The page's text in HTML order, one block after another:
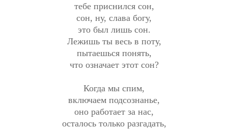
тебе приснился сон,
сон, ну, слава богу,
это был лишь сон.
Лежишь ты весь в поту,
пытаешься понять,
что означает этот сон?
Когда мы спим,
включаем подсознанье,
оно работает за нас,
осталось только разгадать,